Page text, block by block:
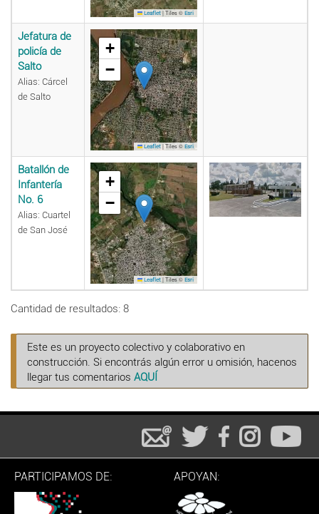
Leaflet |Tiles © Esri
Jefatura de
policía de
Salto
Alias: Cárcel
de Salto
+
−
Leaflet |Tiles © Esri
Batallón de
Infantería
No. 6
Alias: Cuartel
de San José
+
−
Leaflet |Tiles © Esri
Cantidad de resultados: 8
Este es un proyecto colectivo y colaborativo en
construcción. Si encontrás algún error u omisión, hacenos
llegar tus comentarios AQUÍ
PARTICIPAMOS DE: APOYAN: